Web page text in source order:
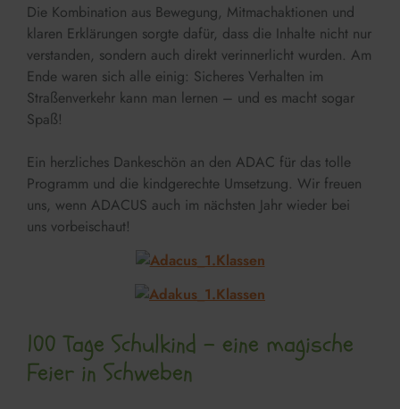
Die Kombination aus Bewegung, Mitmachaktionen und
klaren Erklärungen sorgte dafür, dass die Inhalte nicht nur
verstanden, sondern auch direkt verinnerlicht wurden. Am
Ende waren sich alle einig: Sicheres Verhalten im
Straßenverkehr kann man lernen – und es macht sogar
Spaß!
Ein herzliches Dankeschön an den ADAC für das tolle
Programm und die kindgerechte Umsetzung. Wir freuen
uns, wenn ADACUS auch im nächsten Jahr wieder bei
uns vorbeischaut!
100 Tage Schulkind – eine magische
Feier in Schweben